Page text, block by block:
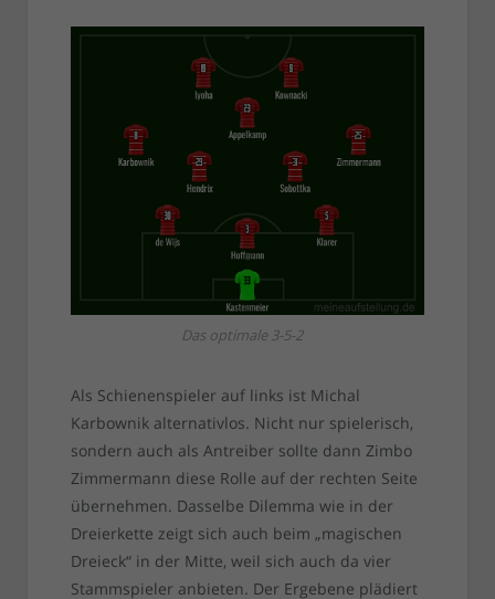
Das optimale 3-5-2
Als Schienenspieler auf links ist Michal
Karbownik alternativlos. Nicht nur spielerisch,
sondern auch als Antreiber sollte dann Zimbo
Zimmermann diese Rolle auf der rechten Seite
übernehmen. Dasselbe Dilemma wie in der
Dreierkette zeigt sich auch beim „magischen
Dreieck“ in der Mitte, weil sich auch da vier
Stammspieler anbieten. Der Ergebene plädiert